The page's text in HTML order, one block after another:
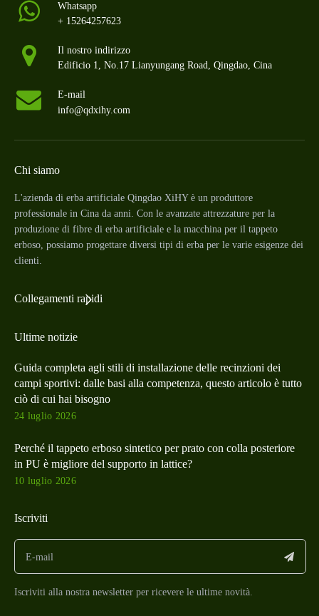
Whatsapp
+ 15264257623
Il nostro indirizzo
Edificio 1, No.17 Lianyungang Road, Qingdao, Cina
E-mail
info@qdxihy.com
Chi siamo
L'azienda di erba artificiale Qingdao XiHY è un produttore
professionale in Cina da anni. Con le avanzate attrezzature per la
produzione di fibre di erba artificiale e la macchina per il tappeto
erboso, possiamo progettare diversi tipi di erba per le varie esigenze dei
clienti.
Collegamenti rapidi
Ultime notizie
Guida completa agli stili di installazione delle recinzioni dei
campi sportivi: dalle basi alla competenza, questo articolo è tutto
ciò di cui hai bisogno
24 luglio 2026
Perché il tappeto erboso sintetico per prato con colla posteriore
in PU è migliore del supporto in lattice?
10 luglio 2026
Iscriviti
Iscriviti alla nostra newsletter per ricevere le ultime novità.